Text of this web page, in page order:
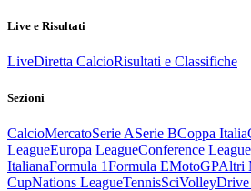
Live e Risultati
LiveDiretta CalcioRisultati e Classifiche
Sezioni
CalcioMercatoSerie ASerie BCoppa Italia
LeagueEuropa LeagueConference League
ItalianaFormula 1Formula EMotoGPAltri
CupNations LeagueTennisSciVolley